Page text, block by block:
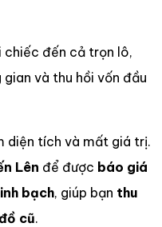
chiếc đến cả trọn lô,
và thu hồi vốn đầu
diện tích và mất giá trị.
Lên để được báo giá
bạch, giúp bạn thu
cũ.